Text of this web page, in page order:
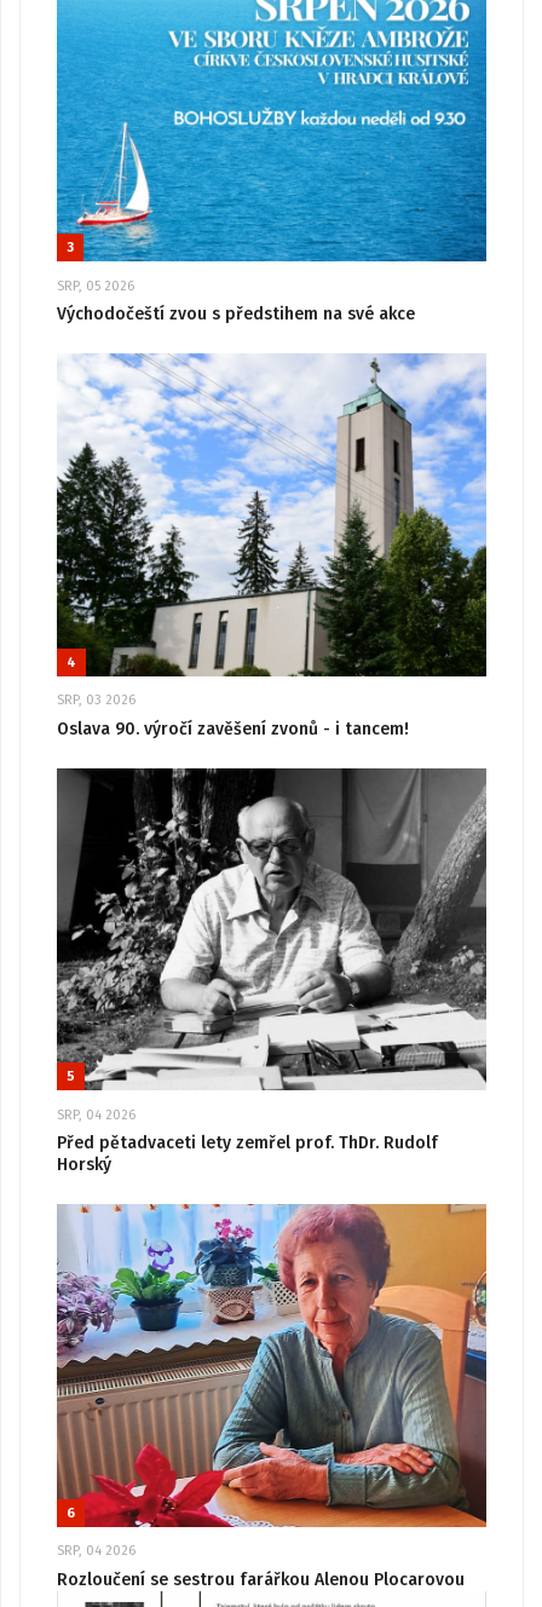
3
SRP, 05 2026
Východočeští zvou s předstihem na své akce
4
SRP, 03 2026
Oslava 90. výročí zavěšení zvonů - i tancem!
5
SRP, 04 2026
Před pětadvaceti lety zemřel prof. ThDr. Rudolf
Horský
6
SRP, 04 2026
Rozloučení se sestrou farářkou Alenou Plocarovou